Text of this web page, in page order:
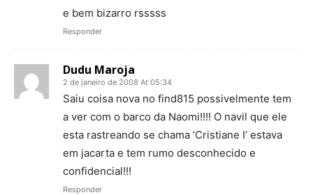
e bem bizarro rsssss
Responder
Dudu Maroja
2 de janeiro de 2008 At 05:34
Saiu coisa nova no find815 possivelmente tem
a ver com o barco da Naomi!!!! O navil que ele
esta rastreando se chama ‘Cristiane I’ estava
em jacarta e tem rumo desconhecido e
confidencial!!!
Responder